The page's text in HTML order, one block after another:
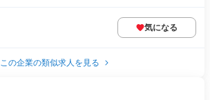
気になる
この企業の類似求人を見る